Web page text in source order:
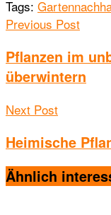
Tags: Garten
Previous Post
Pflanzen im
überwintern
Next Post
Heimische
Ähnlich